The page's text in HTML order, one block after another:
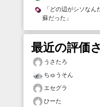
「 どの辺がシソなん
蘇だった 」
最近の評価
うさたろ
ちゅうそん
エセグラ
ひーた